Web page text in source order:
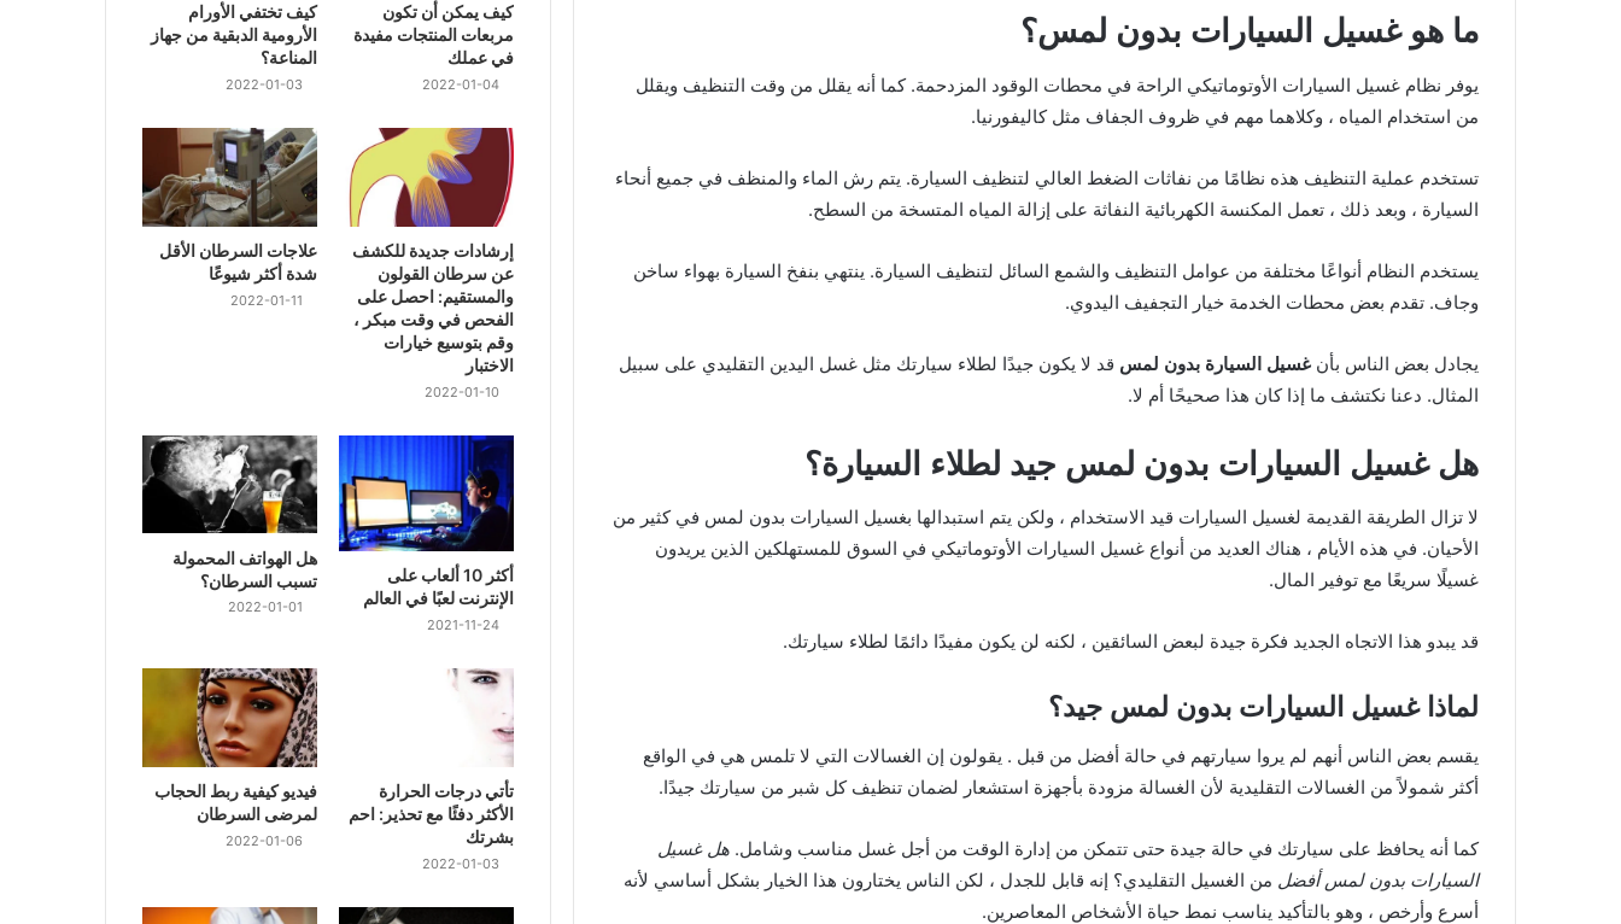
ما هو غسيل السيارات بدون لمس؟
يوفر نظام غسيل السيارات الأوتوماتيكي الراحة في محطات الوقود المزدحمة. كما أنه يقلل من وقت التنظيف ويقلل
من استخدام المياه ، وكلاهما مهم في ظروف الجفاف مثل كاليفورنيا.
تستخدم عملية التنظيف هذه نظامًا من نفاثات الضغط العالي لتنظيف السيارة. يتم رش الماء والمنظف في جميع أنحاء
السيارة ، وبعد ذلك ، تعمل المكنسة الكهربائية النفاثة على إزالة المياه المتسخة من السطح.
يستخدم النظام أنواعًا مختلفة من عوامل التنظيف والشمع السائل لتنظيف السيارة. ينتهي بنفخ السيارة بهواء ساخن
وجاف. تقدم بعض محطات الخدمة خيار التجفيف اليدوي.
يجادل بعض الناس بأن غسيل السيارة بدون لمس قد لا يكون جيدًا لطلاء سيارتك مثل غسل اليدين التقليدي على سبيل
المثال. دعنا نكتشف ما إذا كان هذا صحيحًا أم لا.
هل غسيل السيارات بدون لمس جيد لطلاء السيارة؟
لا تزال الطريقة القديمة لغسيل السيارات قيد الاستخدام ، ولكن يتم استبدالها بغسيل السيارات بدون لمس في كثير من
الأحيان. في هذه الأيام ، هناك العديد من أنواع غسيل السيارات الأوتوماتيكي في السوق للمستهلكين الذين يريدون
غسيلًا سريعًا مع توفير المال.
قد يبدو هذا الاتجاه الجديد فكرة جيدة لبعض السائقين ، لكنه لن يكون مفيدًا دائمًا لطلاء سيارتك.
لماذا غسيل السيارات بدون لمس جيد؟
يقسم بعض الناس أنهم لم يروا سيارتهم في حالة أفضل من قبل . يقولون إن الغسالات التي لا تلمس هي في الواقع
أكثر شمولاً من الغسالات التقليدية لأن الغسالة مزودة بأجهزة استشعار لضمان تنظيف كل شبر من سيارتك جيدًا.
كما أنه يحافظ على سيارتك في حالة جيدة حتى تتمكن من إدارة الوقت من أجل غسل مناسب وشامل. هل غسيل
السيارات بدون لمس أفضل من الغسيل التقليدي؟ إنه قابل للجدل ، لكن الناس يختارون هذا الخيار بشكل أساسي لأنه
أسرع وأرخص ، وهو بالتأكيد يناسب نمط حياة الأشخاص المعاصرين.
كيف يمكن أن تكون
مربعات المنتجات مفيدة
في عملك
2022-01-04
كيف تختفي الأورام
الأرومية الدبقية من جهاز
المناعة؟
2022-01-03
إرشادات جديدة للكشف
عن سرطان القولون
والمستقيم: احصل على
الفحص في وقت مبكر ،
وقم بتوسيع خيارات
الاختبار
2022-01-10
علاجات السرطان الأقل
شدة أكثر شيوعًا
2022-01-11
أكثر 10 ألعاب على
الإنترنت لعبًا في العالم
2021-11-24
هل الهواتف المحمولة
تسبب السرطان؟
2022-01-01
تأتي درجات الحرارة
الأكثر دفئًا مع تحذير: احم
بشرتك
2022-01-03
فيديو كيفية ربط الحجاب
لمرضى السرطان
2022-01-06